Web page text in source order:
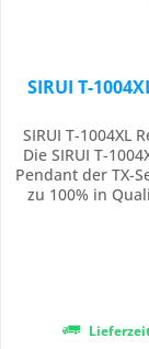
SIRUI T-
SIRUI T-1004XL
Die SIRUI T-
Pendant der TX-
zu 100% in
Sie sind in